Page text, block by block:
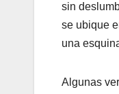
sin
se ubique
una
Algunas